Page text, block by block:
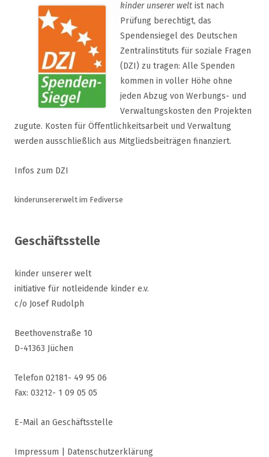
kinder unserer welt ist nach
Prüfung berechtigt, das
Spendensiegel des Deutschen
Zentralinstituts für soziale Fragen
(DZI) zu tragen: Alle Spenden
kommen in voller Höhe ohne
jeden Abzug von Werbungs- und
Verwaltungskosten den Projekten
zugute. Kosten für Öffentlichkeitsarbeit und Verwaltung
werden ausschließlich aus Mitgliedsbeiträgen finanziert.
Infos zum DZI
kinderunsererwelt im Fediverse
Geschäftsstelle
kinder unserer welt
initiative für notleidende kinder e.v.
c/o Josef Rudolph
Beethovenstraße 10
D-41363 Jüchen
Telefon 02181- 49 95 06
Fax: 03212- 1 09 05 05
E-Mail an Geschäftsstelle
Impressum Datenschutzerklärung